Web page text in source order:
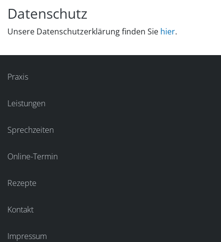
Datenschutz
Unsere Datenschutzerklärung finden Sie hier.
Praxis
Leistungen
Sprechzeiten
Online-Termin
Rezepte
Kontakt
Impressum